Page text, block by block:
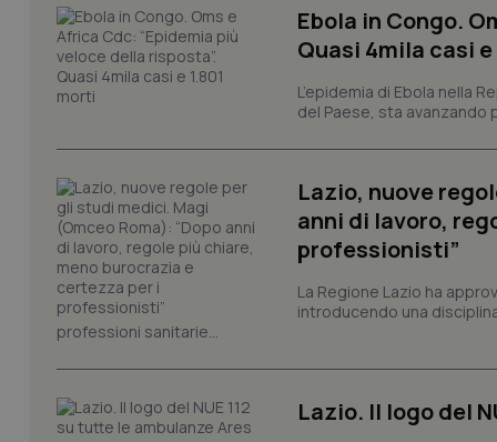
Ebola in Congo.
Quasi 4mila casi
L’epidemia di Ebola nella
del Paese, sta avanzando
Lazio, nuove
anni di lavoro,
professionisti”
La Regione Lazio ha
introducendo una
professioni sanitarie...
Lazio. Il logo del
tracking-sites-
session-id
PHPSESSID